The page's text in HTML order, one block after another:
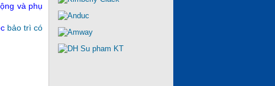
và phụ
bảo trì có